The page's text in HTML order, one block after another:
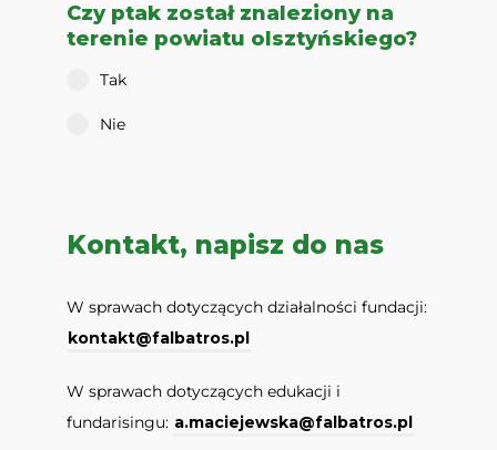
Czy ptak został znaleziony na
terenie powiatu olsztyńskiego?
Tak
Nie
Kontakt, napisz do nas
W sprawach dotyczących działalności fundacji:
kontakt@falbatros.pl
W sprawach dotyczących edukacji i
fundarisingu: a.maciejewska@falbatros.pl